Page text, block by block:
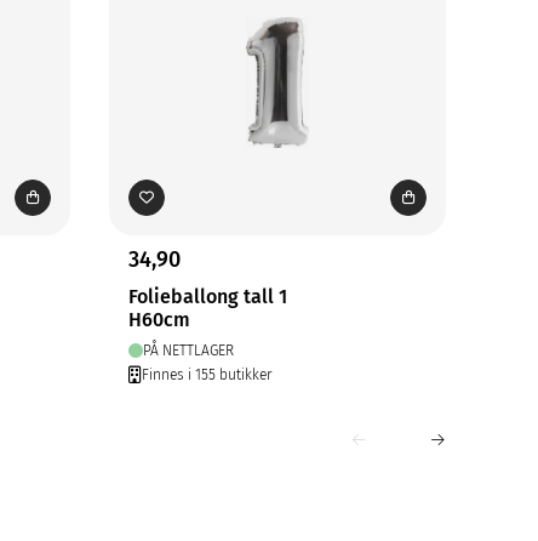
34,90
Folieballong tall 1
H60cm
PÅ NETTLAGER
Finnes i 155 butikker